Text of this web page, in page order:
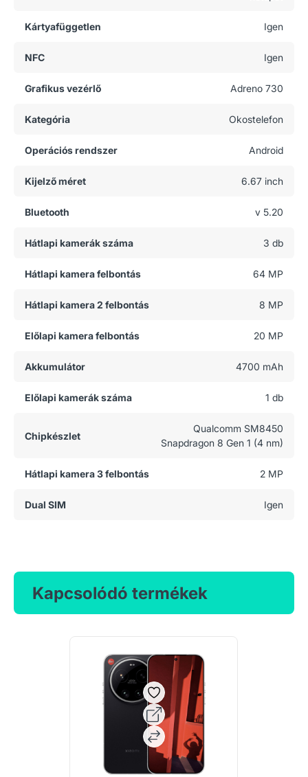
Kártyafüggetlen Igen
NFC Igen
Grafikus vezérlő Adreno 730
Kategória Okostelefon
Operációs rendszer Android
Kijelző méret 6.67 inch
Bluetooth v 5.20
Hátlapi kamerák száma 3 db
Hátlapi kamera felbontás 64 MP
Hátlapi kamera 2 felbontás 8 MP
Előlapi kamera felbontás 20 MP
Akkumulátor 4700 mAh
Előlapi kamerák száma 1 db
Chipkészlet
Qualcomm SM8450
Snapdragon 8 Gen 1 (4 nm)
Hátlapi kamera 3 felbontás 2 MP
Dual SIM Igen
Kapcsolódó termékek